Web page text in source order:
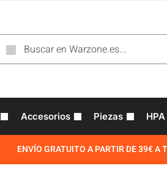
Accesorios Piezas HPA
ENVÍO GRATUITO A PARTIR DE 39€ A